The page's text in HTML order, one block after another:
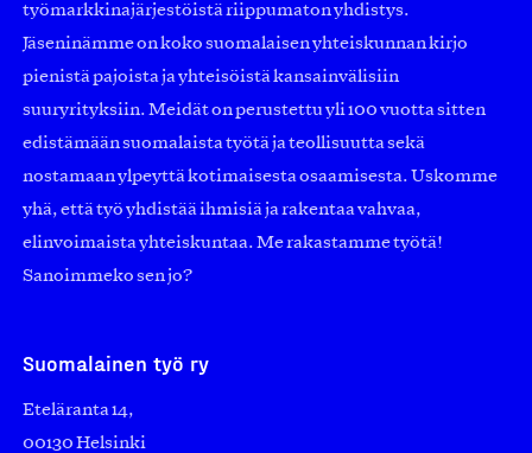
työmarkkinajärjestöistä riippumaton yhdistys.
Jäseninämme on koko suomalaisen yhteiskunnan kirjo
pienistä pajoista ja yhteisöistä kansainvälisiin
suuryrityksiin. Meidät on perustettu yli 100 vuotta sitten
edistämään suomalaista työtä ja teollisuutta sekä
nostamaan ylpeyttä kotimaisesta osaamisesta. Uskomme
yhä, että työ yhdistää ihmisiä ja rakentaa vahvaa,
elinvoimaista yhteiskuntaa. Me rakastamme työtä!
Sanoimmeko sen jo?
Suomalainen työ ry
Eteläranta 14,
00130 Helsinki